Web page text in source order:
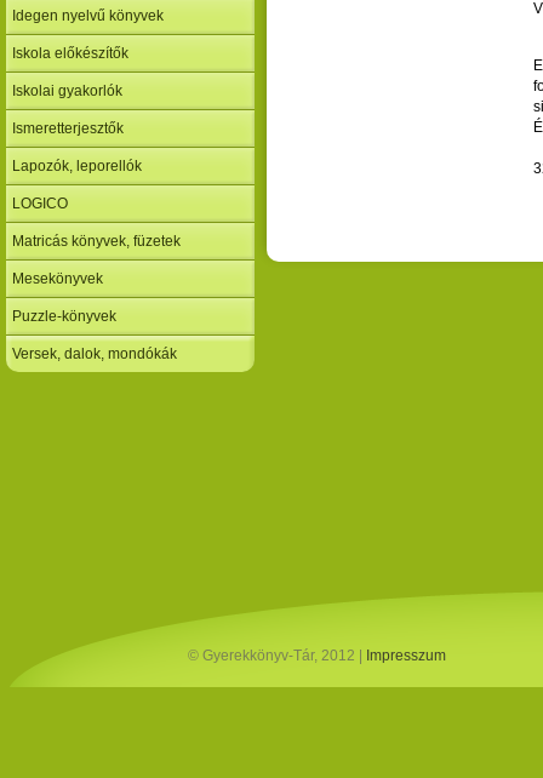
Idegen nyelvű könyvek
Iskola előkészítők
Iskolai gyakorlók
Ismeretterjesztők
Lapozók, leporellók
LOGICO
Matricás könyvek, füzetek
Mesekönyvek
Puzzle-könyvek
Versek, dalok, mondókák
© Gyerekkönyv-Tár, 2012 | Impresszum